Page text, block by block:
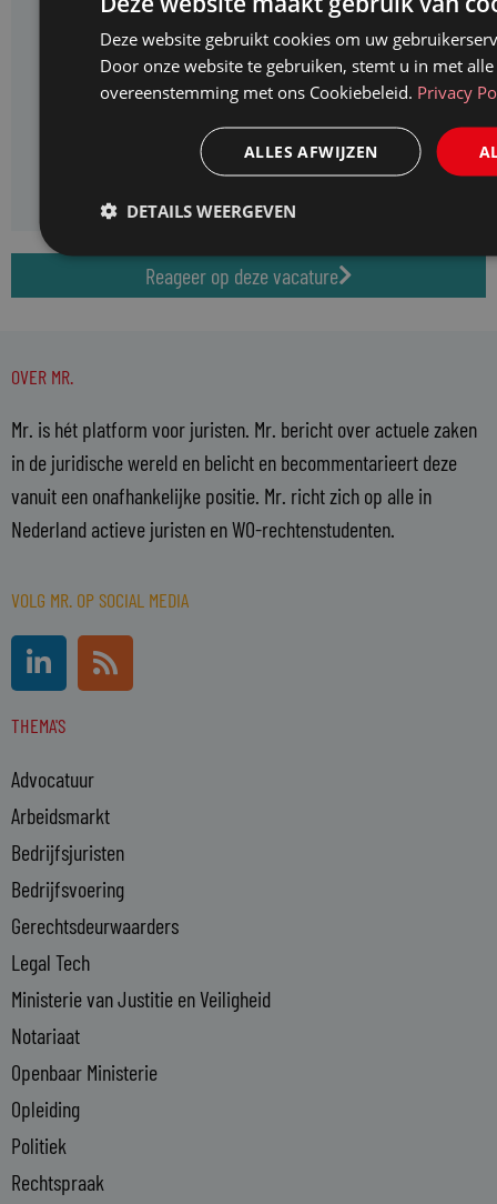
Bilthoven
Provincie
minimaal € 3.558 tot maximaal € 5.247
Reageer op deze vacature
OVER MR.
Mr. is hét platform voor juristen. Mr. bericht over actuele zaken
in de juridische wereld en belicht en becommentarieert deze
vanuit een onafhankelijke positie. Mr. richt zich op alle in
Nederland actieve juristen en WO-rechtenstudenten.
VOLG MR. OP SOCIAL MEDIA
L
i
n
k
d
i
n
-
i
n
R
s
s
THEMA'S
Advocatuur
Arbeidsmarkt
Bedrijfsjuristen
Bedrijfsvoering
Gerechtsdeurwaarders
Legal Tech
Ministerie van Justitie en Veiligheid
Notariaat
Openbaar Ministerie
Opleiding
Politiek
Rechtspraak
Deze website gebruikt cookies om uw
Door onze website te gebruiken, stemt u in met
overeenstemming met ons Cookiebeleid. Privacy
ALLES AFWIJZEN
DETAILS WEERGEVEN